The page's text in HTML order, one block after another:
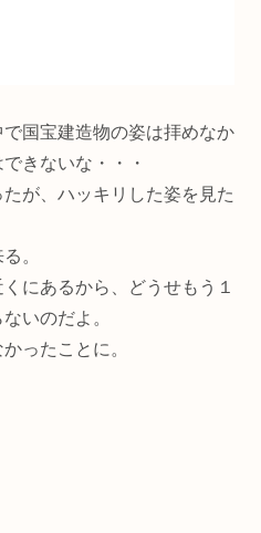
国宝建造物の姿は拝めなか
きないな・・・
が、ハッキリした姿を見た
。
にあるから、どうせもう１
いのだよ。
ったことに。